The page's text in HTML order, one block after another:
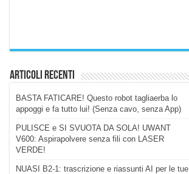
Articoli Recenti
BASTA FATICARE! Questo robot tagliaerba lo
appoggi e fa tutto lui! (Senza cavo, senza App)
PULISCE e SI SVUOTA DA SOLA! UWANT
V600: Aspirapolvere senza fili con LASER
VERDE!
NUASI B2-1: trascrizione e riassunti AI per le tue